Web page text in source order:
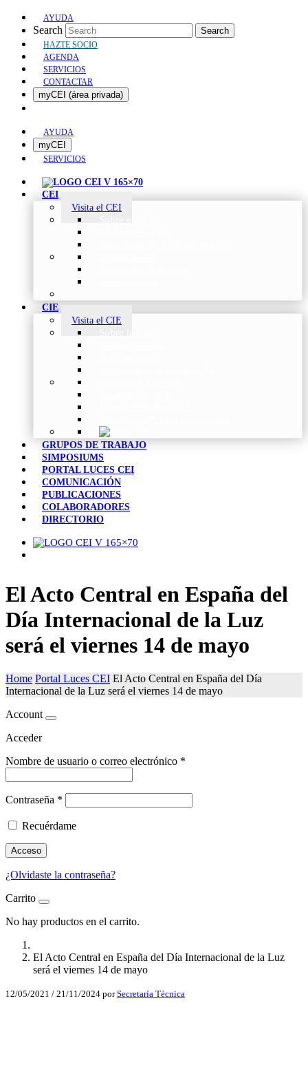
AYUDA
Search Search
HAZTE SOCIO
AGENDA
SERVICIOS
CONTACTAR
myCEI (área privada)
AYUDA
myCEI
SERVICIOS
CEI
Visita el CEI
CIE
Visita el CIE
GRUPOS DE TRABAJO
SIMPOSIUMS
PORTAL LUCES CEI
COMUNICACIÓN
PUBLICACIONES
COLABORADORES
DIRECTORIO
El Acto Central en España del
Día Internacional de la Luz
será el viernes 14 de mayo
Home Portal Luces CEI El Acto Central en España del Día
Internacional de la Luz será el viernes 14 de mayo
Account
Acceder
Nombre de usuario o correo electrónico *
Contraseña *
Recuérdame
Acceso
¿Olvidaste la contraseña?
Carrito
No hay productos en el carrito.
El Acto Central en España del Día Internacional de la Luz
será el viernes 14 de mayo
12/05/2021 / 21/11/2024 porSecretaría Técnica